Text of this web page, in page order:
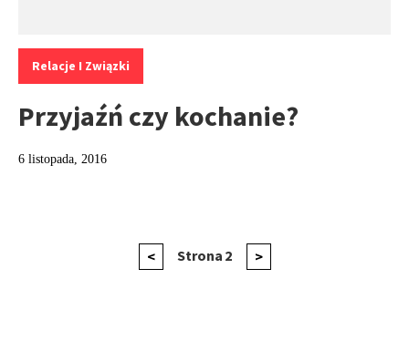
Kategorie:
Relacje I Związki
Przyjaźń czy kochanie?
6 listopada, 2016
Poprzednia
< Strona 2
Następna
>